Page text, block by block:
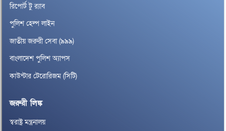
রিপোর্ট টু র‌্যাব
পুলিশ হেল্প লাইন
জাতীয় জরুরী সেবা (৯৯৯)
বাংলাদেশ পুলিশ অ্যাপস
কাউন্টার টেরোরিজম (সিটি)
জরুরী লিঙ্ক
স্বরাষ্ট্র মন্ত্রনালয়